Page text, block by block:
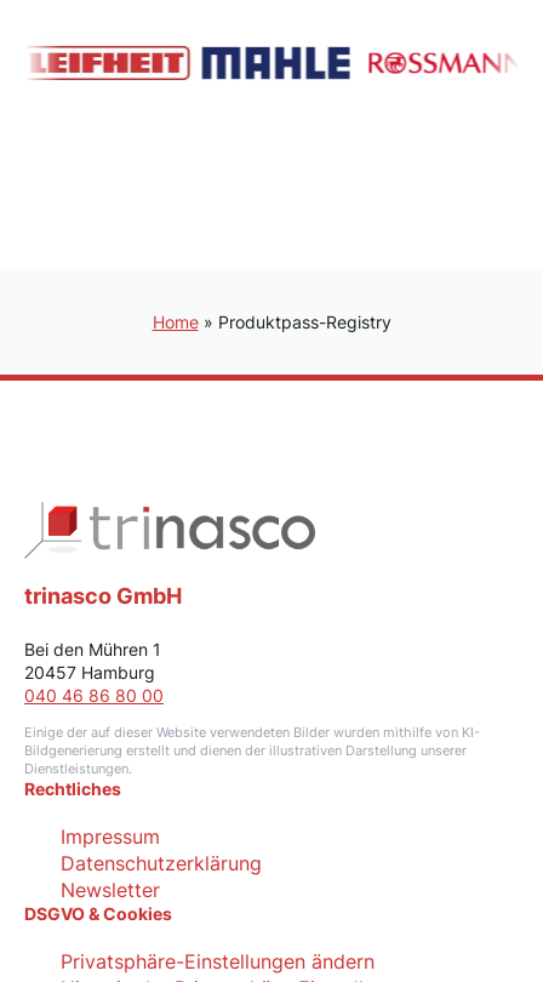
Home» Produktpass-Registry
trinasco GmbH
Bei den Mühren 1
20457 Hamburg
040 46 86 80 00
Einige der auf dieser Website verwendeten Bilder wurden mithilfe von KI-
Bildgenerierung erstellt und dienen der illustrativen Darstellung unserer
Dienstleistungen.
Rechtliches
Impressum
Datenschutzerklärung
Newsletter
DSGVO & Cookies
Privatsphäre-Einstellungen ändern